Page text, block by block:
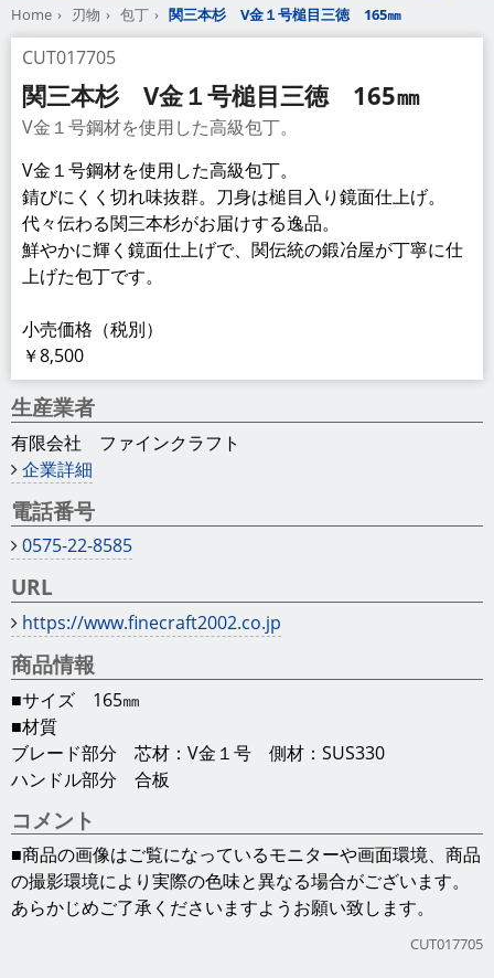
Home 刃物 包丁 関三本杉 V金１号槌目三徳 165㎜
CUT017705
関三本杉 V金１号槌目三徳 165㎜
V金１号鋼材を使用した高級包丁。
V金１号鋼材を使用した高級包丁。
錆びにくく切れ味抜群。刀身は槌目入り鏡面仕上げ。
代々伝わる関三本杉がお届けする逸品。
鮮やかに輝く鏡面仕上げで、関伝統の鍛冶屋が丁寧に仕
上げた包丁です。
小売価格（税別）
￥8,500
生産業者
有限会社 ファインクラフト
企業詳細
電話番号
0575-22-8585
URL
https://www.finecraft2002.co.jp
商品情報
■サイズ 165㎜
■材質
ブレード部分 芯材：V金１号 側材：SUS330
ハンドル部分 合板
コメント
■商品の画像はご覧になっているモニターや画面環境、商品
の撮影環境により実際の色味と異なる場合がございます。
あらかじめご了承くださいますようお願い致します。
CUT017705